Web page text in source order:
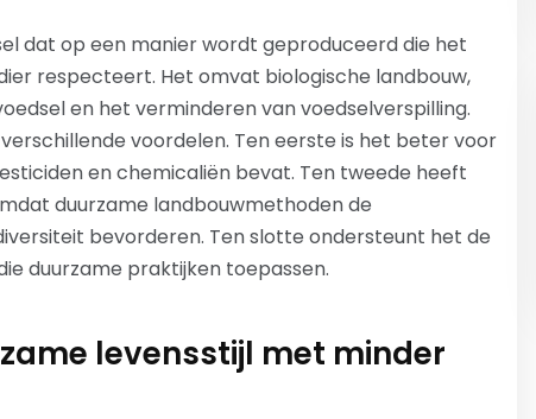
dat op een manier wordt geproduceerd die het
respecteert. Het omvat biologische landbouw,
en het verminderen van voedselverspilling.
voordelen. Ten eerste is het beter voor
en chemicaliën bevat. Ten tweede heeft
duurzame landbouwmethoden de
bevorderen. Ten slotte ondersteunt het de
duurzame praktijken toepassen.
levensstijl met minder